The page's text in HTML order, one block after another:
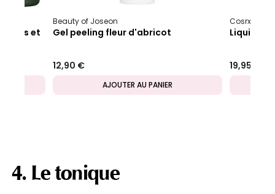
et
Beauty of Joseon
Gel peeling fleur d'abricot
12,90 €
AJOUTER AU PANIER
Cosrx
Liquide
19,95 €
4. Le tonique